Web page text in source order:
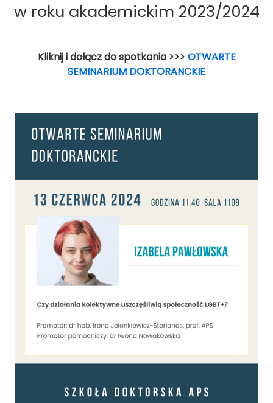
w roku akademickim 2023/2024
Kliknij i dołącz do spotkania >>> OTWARTE
SEMINARIUM DOKTORANCKIE